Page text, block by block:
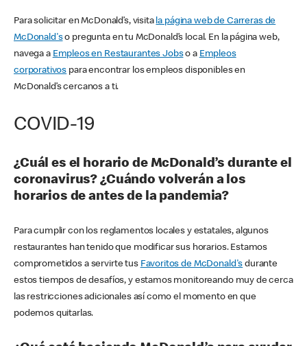
Para solicitar en McDonald’s, visita la página web de Carreras de
McDonald'so pregunta en tu McDonald’s local. En la página web,
navega a Empleos en Restaurantes Jobso a Empleos
corporativos para encontrar los empleos disponibles en
McDonald’s cercanos a ti.
COVID-19
¿Cuál es el horario de McDonald’s durante el
coronavirus? ¿Cuándo volverán a los
horarios de antes de la pandemia?
Para cumplir con los reglamentos locales y estatales, algunos
restaurantes han tenido que modificar sus horarios. Estamos
comprometidos a servirte tus Favoritos de McDonald's durante
estos tiempos de desafíos, y estamos monitoreando muy de cerca
las restricciones adicionales así como el momento en que
podemos quitarlas.